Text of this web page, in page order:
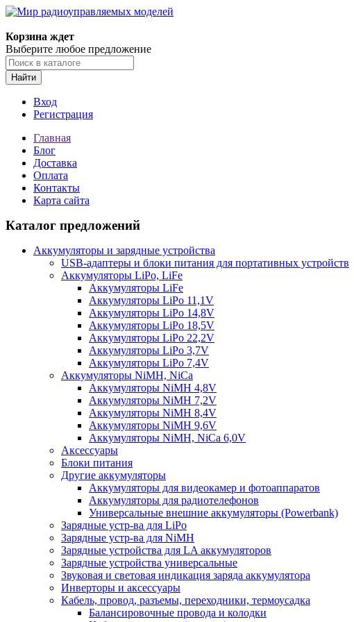
Корзина ждет
Выберите любое предложение
Найти
Вход
Регистрация
Главная
Блог
Доставка
Оплата
Контакты
Карта сайта
Каталог предложений
Аккумуляторы и зарядные устройства
USB-адаптеры и блоки питания для портативных устройств
Аккумуляторы LiPo, LiFe
Аккумуляторы LiFe
Аккумуляторы LiPo 11,1V
Аккумуляторы LiPo 14,8V
Аккумуляторы LiPo 18,5V
Аккумуляторы LiPo 22,2V
Аккумуляторы LiPo 3,7V
Аккумуляторы LiPo 7,4V
Аккумуляторы NiMH, NiCa
Аккумуляторы NiMH 4,8V
Аккумуляторы NiMH 7,2V
Аккумуляторы NiMH 8,4V
Аккумуляторы NiMH 9,6V
Аккумуляторы NiMH, NiCa 6,0V
Аксессуары
Блоки питания
Другие аккумуляторы
Аккумуляторы для видеокамер и фотоаппаратов
Аккумуляторы для радиотелефонов
Универсальные внешние аккумуляторы (Powerbank)
Зарядные устр-ва для LiPo
Зарядные устр-ва для NiMH
Зарядные устройства для LA аккумуляторов
Зарядные устройства универсальные
Звуковая и световая индикация заряда аккумулятора
Инверторы и аксессуары
Кабель, провод, разъемы, переходники, термоусадка
Балансировочные провода и колодки